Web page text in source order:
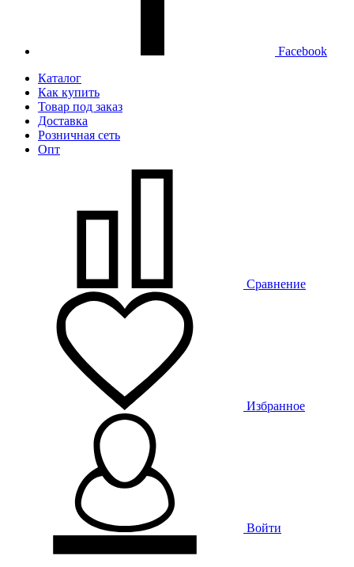
Facebook
Каталог
Как купить
Товар под заказ
Доставка
Розничная сеть
Опт
Сравнение
Избранное
Войти